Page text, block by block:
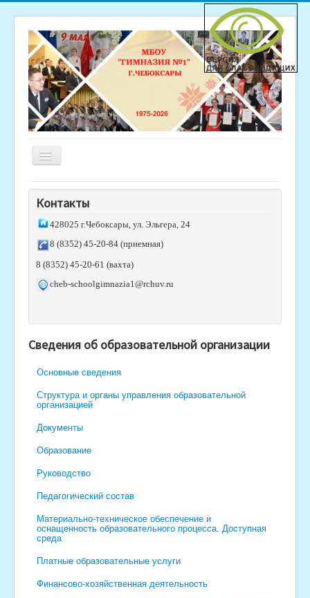
Включить/
Главная
Студия "Гимназистик"
Родителям
Ученикам
Методическая копилка
Совет отцов
Бессмертный полк
Организация школьного питания
Безопасность
администрация МБОУ "Гимназия № 1" г. Чебоксары
Контакты
428025 г.Чебоксары, ул. Эльгера, 24
8 (8352) 45-20-84 (приемная)
8 (8352) 45-20-61 (вахта)
cheb-schoolgimnazia1@rchuv.ru
Сведения об образовательной организации
Основные сведения
Структура и органы управления образовательной
организацией
Документы
Образование
Руководство
Педагогический состав
Материально-техническое обеспечение и
оснащенность образовательного процесса. Доступная
среда
Платные образовательные услуги
Финансово-хозяйственная деятельность